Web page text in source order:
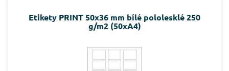
Etikety PRINT 50x36 mm bílé pololesklé 250
g/m2 (50xA4)